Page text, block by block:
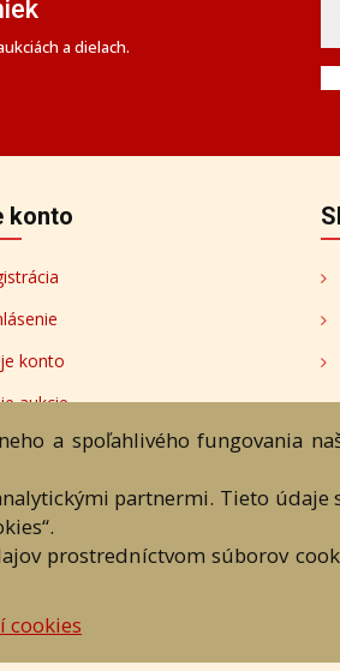
a dielach.
konto
konto
aukcie
autori
stránka Aukčný katalóg Objednávka
a textových súčastí tejto stránky je
a spoľahlivého fungovania
partnermi. Tieto údaje
prostredníctvom súborov
cookies